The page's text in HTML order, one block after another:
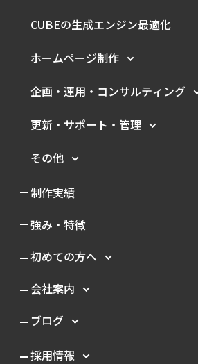
CUBEの生成エンジン最適化
ホームページ制作
企画・運用・ コンサルティング
更新・サポート・管理
その他
制作実績
強み・特徴
初めての方へ
会社案内
ブログ
採用情報